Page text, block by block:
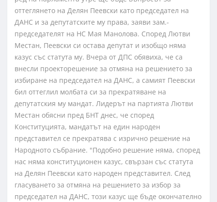
оттеглянето на Делян Пеевски като председател на
ДАНС и за депутатските му права, заяви зам.-
председателят на НС Мая Манолова. Според Лютви
Местан, Пеевски си остава депутат и изобщо няма
казус със статута му. Вчера от ДПС обявиха, че са
внесли проекторешение за отмяна на решението за
избиране на председател на ДАНС, а самият Пеевски
бил оттеглил молбата си за прекратяване на
депутатския му мандат. Лидерът на партията Лютви
Местан обясни пред БНТ днес, че според
Конституцията, мандатът на един народен
представител се прекратява с изрично решение на
Народното събрание. "Подобно решение няма, според
нас няма конституционен казус, свързан със статута
на Делян Пеевски като народен представител. След
гласуването за отмяна на решението за избор за
председател на ДАНС, този казус ще бъде окончателно